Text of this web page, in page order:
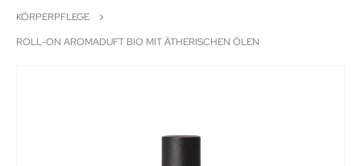
KÖRPERPFLEGE
ROLL-ON AROMADUFT BIO MIT ÄTHERISCHEN ÖLEN